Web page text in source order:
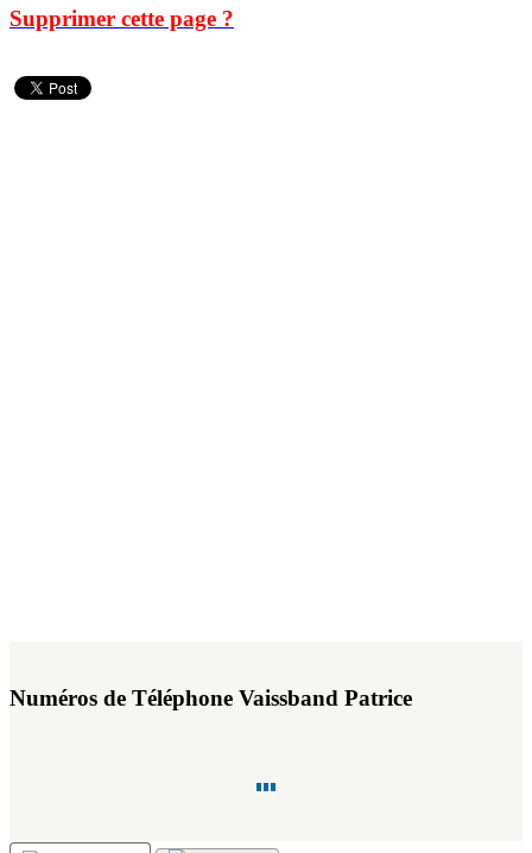
Supprimer cette page ?
Numéros de Téléphone Vaissband Patrice